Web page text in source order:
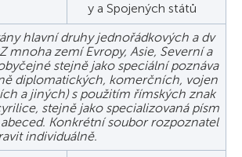
y a Spojených států
hlavní druhy jednořádkových a dv
mnoha zemí Evropy, Asie, Severní a
stejně jako speciální poznáva
diplomatických, komerčních, vojen
a jiných) s použitím římských znak
stejně jako specializovaná písm
Konkrétní soubor rozpoznatel
individuálně.